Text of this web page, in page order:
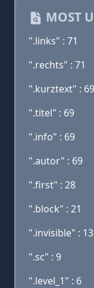
MOST
".links" : 71
".rechts" : 71
".kurztext" : 69
".titel" : 69
".info" : 69
".autor" : 69
".first" : 28
".block" : 21
".invisible" : 13
".sc" : 9
".level_1" : 6